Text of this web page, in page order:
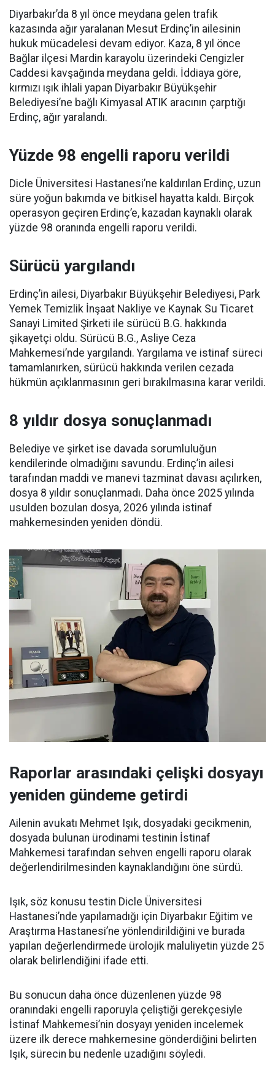
Diyarbakır’da 8 yıl önce meydana gelen trafik
kazasında ağır yaralanan Mesut Erdinç’in ailesinin
hukuk mücadelesi devam ediyor. Kaza, 8 yıl önce
Bağlar ilçesi Mardin karayolu üzerindeki Cengizler
Caddesi kavşağında meydana geldi. İddiaya göre,
kırmızı ışık ihlali yapan Diyarbakır Büyükşehir
Belediyesi’ne bağlı Kimyasal ATIK aracının çarptığı
Erdinç, ağır yaralandı.
Yüzde 98 engelli raporu verildi
Dicle Üniversitesi Hastanesi’ne kaldırılan Erdinç, uzun
süre yoğun bakımda ve bitkisel hayatta kaldı. Birçok
operasyon geçiren Erdinç’e, kazadan kaynaklı olarak
yüzde 98 oranında engelli raporu verildi.
Sürücü yargılandı
Erdinç’in ailesi, Diyarbakır Büyükşehir Belediyesi, Park
Yemek Temizlik İnşaat Nakliye ve Kaynak Su Ticaret
Sanayi Limited Şirketi ile sürücü B.G. hakkında
şikayetçi oldu. Sürücü B.G., Asliye Ceza
Mahkemesi’nde yargılandı. Yargılama ve istinaf süreci
tamamlanırken, sürücü hakkında verilen cezada
hükmün açıklanmasının geri bırakılmasına karar verildi.
8 yıldır dosya sonuçlanmadı
Belediye ve şirket ise davada sorumluluğun
kendilerinde olmadığını savundu. Erdinç’in ailesi
tarafından maddi ve manevi tazminat davası açılırken,
dosya 8 yıldır sonuçlanmadı. Daha önce 2025 yılında
usulden bozulan dosya, 2026 yılında istinaf
mahkemesinden yeniden döndü.
Raporlar arasındaki çelişki dosyayı
yeniden gündeme getirdi
Ailenin avukatı Mehmet Işık, dosyadaki gecikmenin,
dosyada bulunan ürodinami testinin İstinaf
Mahkemesi tarafından sehven engelli raporu olarak
değerlendirilmesinden kaynaklandığını öne sürdü.
Işık, söz konusu testin Dicle Üniversitesi
Hastanesi’nde yapılamadığı için Diyarbakır Eğitim ve
Araştırma Hastanesi’ne yönlendirildiğini ve burada
yapılan değerlendirmede ürolojik maluliyetin yüzde 25
olarak belirlendiğini ifade etti.
Bu sonucun daha önce düzenlenen yüzde 98
oranındaki engelli raporuyla çeliştiği gerekçesiyle
İstinaf Mahkemesi’nin dosyayı yeniden incelemek
üzere ilk derece mahkemesine gönderdiğini belirten
Işık, sürecin bu nedenle uzadığını söyledi.